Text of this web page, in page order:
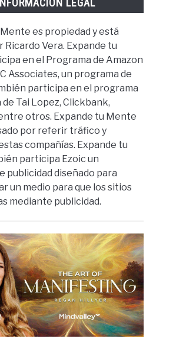
es propiedad y está
Ricardo Vera. Expande tu
en el Programa de Amazon
Associates, un programa de
participa en el programa
Tai Lopez, Clickbank,
otros. Expande tu Mente
por referir tráfico y
compañías. Expande tu
participa Ezoic un
publicidad diseñado para
un medio para que los sitios
mediante publicidad.